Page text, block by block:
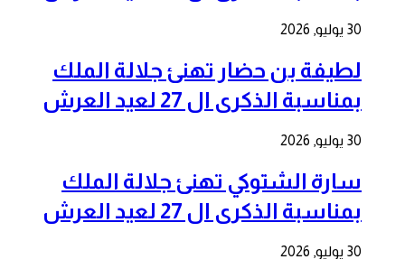
30 يوليو, 2026
لطيفة بن حضار تهنئ جلالة الملك
بمناسبة الذكرى ال 27 لعيد العرش
30 يوليو, 2026
سارة الشتوكي تهنئ جلالة الملك
بمناسبة الذكرى ال 27 لعيد العرش
30 يوليو, 2026